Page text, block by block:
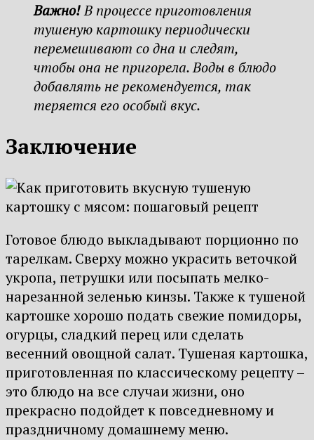
Важно!В процессе приготовления
тушеную картошку периодически
перемешивают со дна и следят,
чтобы она не пригорела. Воды в блюдо
добавлять не рекомендуется, так
теряется его особый вкус.
Заключение
Готовое блюдо выкладывают порционно по
тарелкам. Сверху можно украсить веточкой
укропа, петрушки или посыпать мелко-
нарезанной зеленью кинзы. Также к тушеной
картошке хорошо подать свежие помидоры,
огурцы, сладкий перец или сделать
весенний овощной салат. Тушеная картошка,
приготовленная по классическому рецепту –
это блюдо на все случаи жизни, оно
прекрасно подойдет к повседневному и
праздничному домашнему меню.